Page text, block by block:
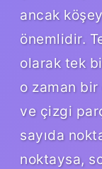
ancak
önemlidir.
olarak tek
o zaman
ve çizgi
sayıda
noktaysa,